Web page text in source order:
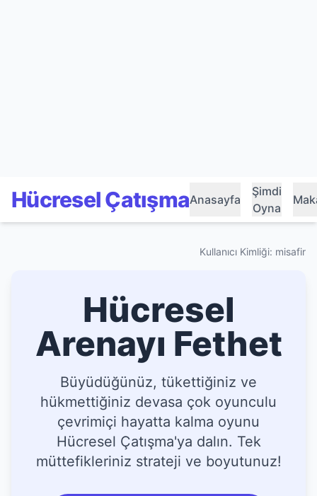
Hücresel ÇatışmaAnasayfa
Şimdi
Oyna
Kullanıcı Kimliği: misafir
Hücresel
Arenayı Fethet
Büyüdüğünüz, tükettiğiniz ve
hükmettiğiniz devasa çok oyunculu
çevrimiçi hayatta kalma oyunu
Hücresel Çatışma'ya dalın. Tek
müttefikleriniz strateji ve boyutunuz!